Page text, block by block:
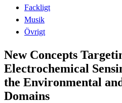
Fackligt
Musik
Övrigt
New Concepts
Electrochemical
the Environmental
Domains